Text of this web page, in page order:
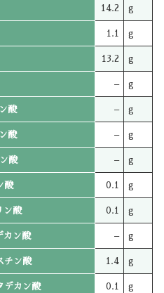
14.2 g
1.1 g
13.2 g
– g
酸 – g
酸 – g
酸 – g
酸 0.1 g
ン酸 0.1 g
カン酸 – g
チン酸 1.4 g
デカン酸 0.1 g